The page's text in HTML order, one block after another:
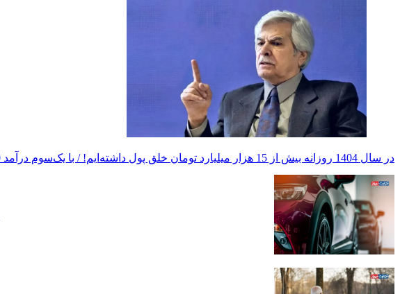
در سال 1404 روزانه بیش از 15 هزار میلیارد تومان خلق پول داشته‌ایم! / با یک‌سوم درآمد 1800 میلیارد دلاری نفت طی 47 سال گذشته، می‌توانستیم در برابر تحریم‌ها مقاومت کنیم